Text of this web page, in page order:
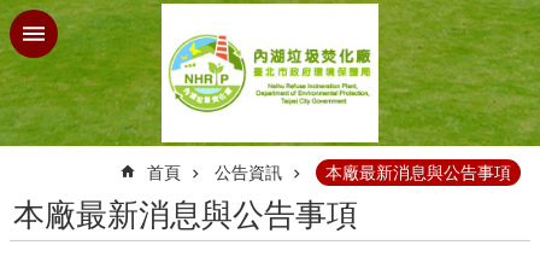
跳到主要內容區塊
首頁 公告資訊 本廠最新消息與公告事項
本廠最新消息與公告事項